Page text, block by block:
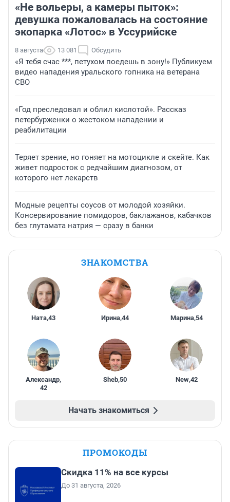
«Не вольеры, а камеры пыток»:
девушка пожаловалась на состояние
экопарка «Лотос» в Уссурийске
8 августа 13 081 Обсудить
«Я тебя счас ***, петухом поедешь в зону!» Публикуем
видео нападения уральского гопника на ветерана
СВО
«Год преследовал и облил кислотой». Рассказ
петербурженки о жестоком нападении и
реабилитации
Теряет зрение, но гоняет на мотоцикле и скейте. Как
живет подросток с редчайшим диагнозом, от
которого нет лекарств
Модные рецепты соусов от молодой хозяйки.
Консервирование помидоров, баклажанов, кабачков
без глутамата натрия — сразу в банки
ЗНАКОМСТВА
Ната,43 Ирина,44 Марина,54
Александр,
42
Sheb,50 New,42
Начать знакомиться
ПРОМОКОДЫ
Скидка 11% на все курсы
До 31 августа, 2026